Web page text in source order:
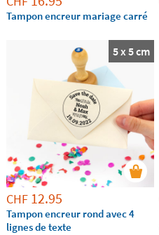
Tampon encreur mariage carré
5 x 5 cm
CHF 12.95
Tampon encreur rond avec 4
lignes de texte